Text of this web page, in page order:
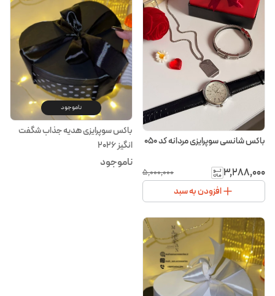
باکس شانسی سوپرایزی مردانه کد ۰۵۰
۳٬۲۸۸٬۰۰۰ ۵٬۰۰۰٬۰۰۰
افزودن به سبد
ناموجود
باکس سوپرایزی هدیه جذاب شگفت
انگیز ۲۰۲۶
ناموجود